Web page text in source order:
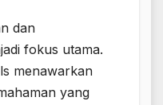
dan
fokus utama.
menawarkan
yang